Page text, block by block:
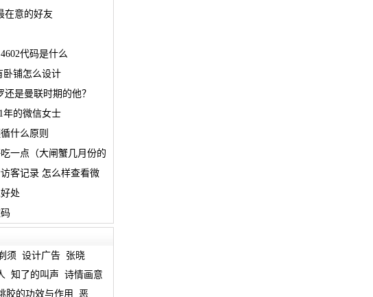
在意的好友
代码是什么
卧铺怎么设计
是曼联时期的他？
年的微信女士
什么原则
一点（大闸蟹几月份的
客记录 怎么样查看微
处
须 设计广告
张晓
知了的叫声 诗情画意
胶的功效与作用 恶